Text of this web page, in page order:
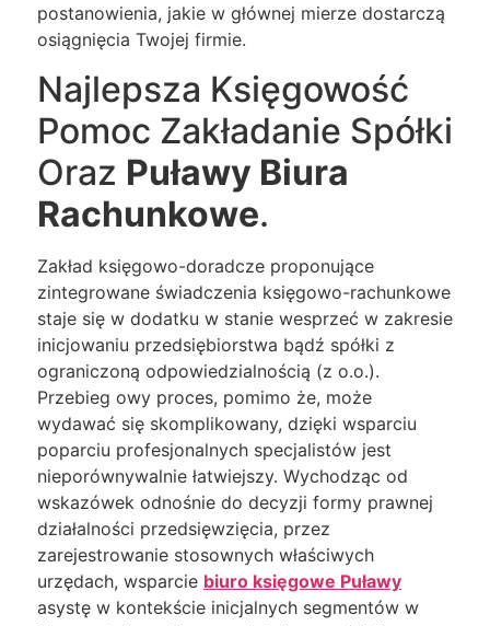
postanowienia, jakie w głównej mierze dostarczą
osiągnięcia Twojej firmie.
Najlepsza Księgowość
Pomoc Zakładanie Spółki
Oraz Puławy Biura
Rachunkowe.
Zakład księgowo-doradcze proponujące
zintegrowane świadczenia księgowo-rachunkowe
staje się w dodatku w stanie wesprzeć w zakresie
inicjowaniu przedsiębiorstwa bądź spółki z
ograniczoną odpowiedzialnością (z o.o.).
Przebieg owy proces, pomimo że, może
wydawać się skomplikowany, dzięki wsparciu
poparciu profesjonalnych specjalistów jest
nieporównywalnie łatwiejszy. Wychodząc od
wskazówek odnośnie do decyzji formy prawnej
działalności przedsięwzięcia, przez
zarejestrowanie stosownych właściwych
urzędach, wsparcie biuro księgowe Puławy
asystę w kontekście inicjalnych segmentów w